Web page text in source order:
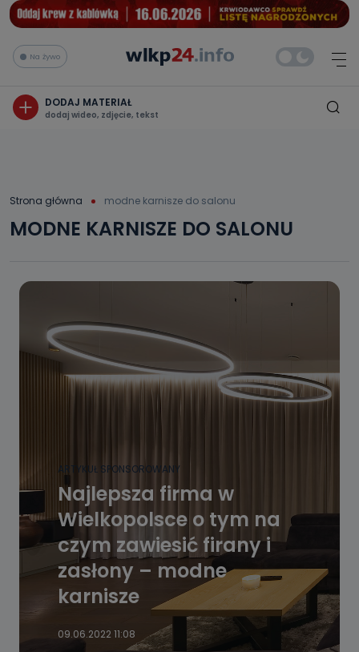
Na żywo
DODAJ MATERIAŁ
dodaj wideo, zdjęcie, tekst
Strona główna modne karnisze do salonu
MODNE KARNISZE DO SALONU
ARTYKUŁ SPONSOROWANY
Najlepsza firma w
Wielkopolsce o tym na
czym zawiesić firany i
zasłony – modne
karnisze
09.06.2022 11:08